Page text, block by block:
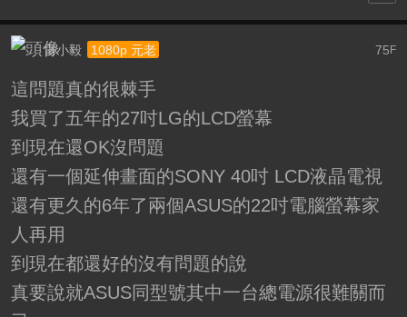
75F
雷小毅 1080p 元老
這問題真的很棘手
我買了五年的27吋LG的LCD螢幕
到現在還OK沒問題
還有一個延伸畫面的SONY 40吋 LCD液晶電視
還有更久的6年了兩個ASUS的22吋電腦螢幕家
人再用
到現在都還好的沒有問題的說
真要說就ASUS同型號其中一台總電源很難關而